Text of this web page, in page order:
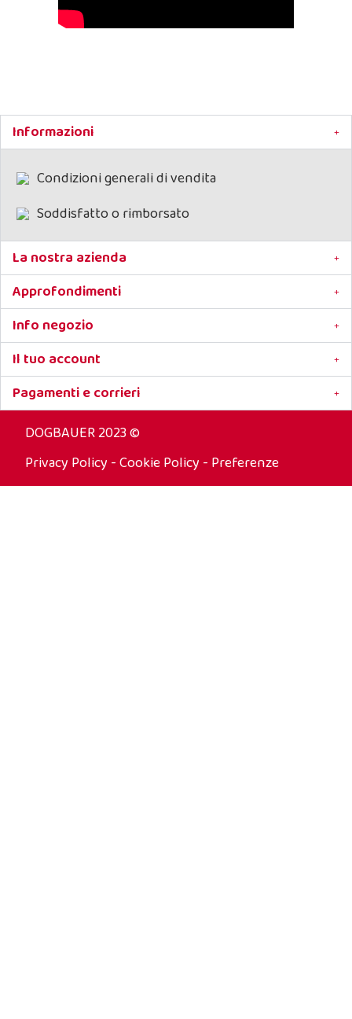
Informazioni
Condizioni generali di vendita
Soddisfatto o rimborsato
La nostra azienda
Approfondimenti
Info negozio
Il tuo account
Pagamenti e corrieri
DOGBAUER 2023 ©
Privacy Policy -Cookie Policy - Preferenze